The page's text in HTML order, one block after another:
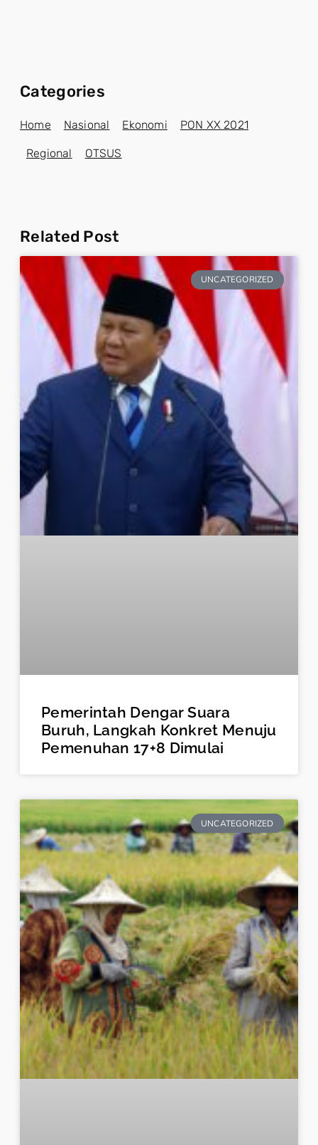
Categories
Home Nasional Ekonomi PON XX 2021
Regional OTSUS
Related Post
UNCATEGORIZED
Pemerintah Dengar Suara
Buruh, Langkah Konkret Menuju
Pemenuhan 17+8 Dimulai
UNCATEGORIZED